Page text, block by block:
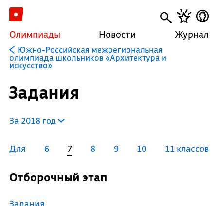
Олимпиады Новости Журнал
Южно-Российская межрегиональная
олимпиада школьников «Архитектура и
искусство»
Задания
За 2018 год
Для 6 7 8 9 10 11 классов
Отборочный этап
Задания